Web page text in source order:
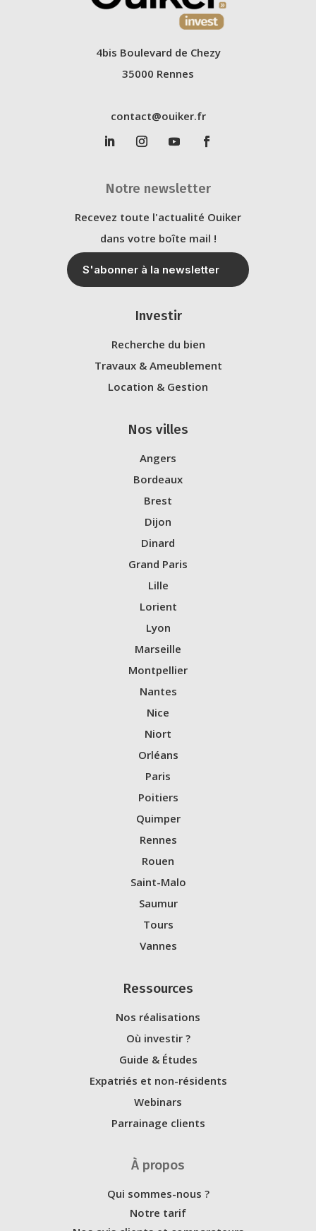
4bis Boulevard de Chezy
35000 Rennes
contact@ouiker.fr
Notre newsletter
Recevez toute l'actualité Ouiker
dans votre boîte mail !
S'abonner à la newsletter
Investir
Recherche du bien
Travaux & Ameublement
Location & Gestion
Nos villes
Angers
Bordeaux
Brest
Dijon
Dinard
Grand Paris
Lille
Lorient
Lyon
Marseille
Montpellier
Nantes
Nice
Niort
Orléans
Paris
Poitiers
Quimper
Rennes
Rouen
Saint-Malo
Saumur
Tours
Vannes
Ressources
Nos réalisations
Où investir ?
Guide & Études
Expatriés et non-résidents
Webinars
Parrainage clients
À propos
Qui sommes-nous ?
Notre tarif